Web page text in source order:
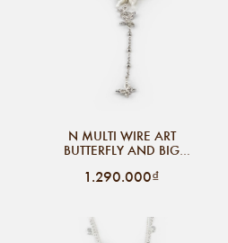
N MULTI WIRE ART
BUTTERFLY AND BIG
1.290.000₫